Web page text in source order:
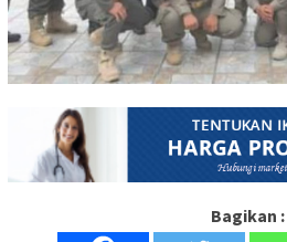
Bagikan :